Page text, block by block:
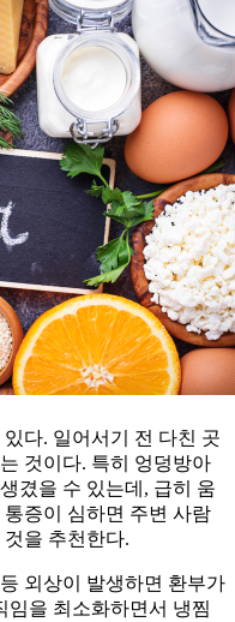
다. 일어서기 전 다친 곳
것이다. 특히 엉덩방아
겼을 수 있는데, 급히 움
증이 심하면 주변 사람
을 추천한다.
외상이 발생하면 환부가
임을 최소화하면서 냉찜